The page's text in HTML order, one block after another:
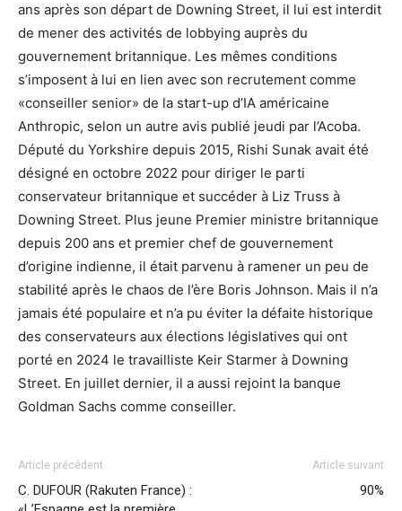
ans après son départ de Downing Street, il lui est interdit
de mener des activités de lobbying auprès du
gouvernement britannique. Les mêmes conditions
s’imposent à lui en lien avec son recrutement comme
«conseiller senior» de la start-up d’IA américaine
Anthropic, selon un autre avis publié jeudi par l’Acoba.
Député du Yorkshire depuis 2015, Rishi Sunak avait été
désigné en octobre 2022 pour diriger le parti
conservateur britannique et succéder à Liz Truss à
Downing Street. Plus jeune Premier ministre britannique
depuis 200 ans et premier chef de gouvernement
d’origine indienne, il était parvenu à ramener un peu de
stabilité après le chaos de l’ère Boris Johnson. Mais il n’a
jamais été populaire et n’a pu éviter la défaite historique
des conservateurs aux élections législatives qui ont
porté en 2024 le travailliste Keir Starmer à Downing
Street. En juillet dernier, il a aussi rejoint la banque
Goldman Sachs comme conseiller.
Article précédent
C. DUFOUR (Rakuten France) :
Article suivant
90%